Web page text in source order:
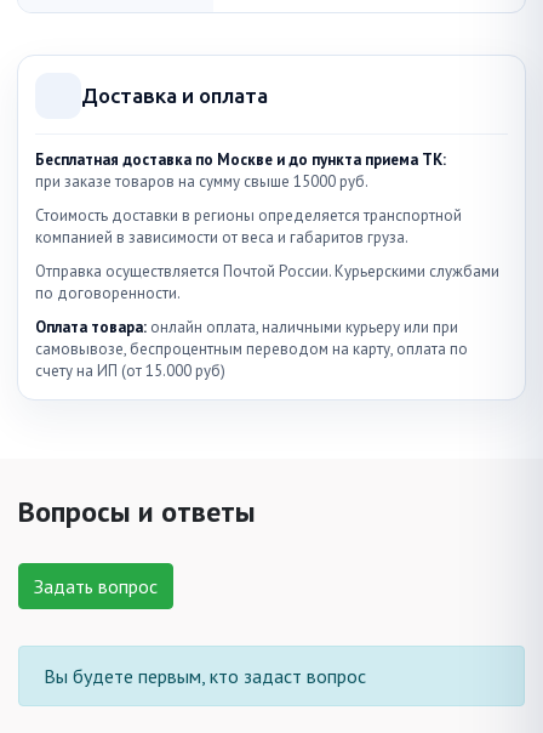
Доставка и оплата
Бесплатная доставка по Москве и до пункта приема ТК:
при заказе товаров на сумму свыше 15000 руб.
Стоимость доставки в регионы определяется транспортной
компанией в зависимости от веса и габаритов груза.
Отправка осуществляется Почтой России. Курьерскими службами
по договоренности.
Оплата товара: онлайн оплата, наличными курьеру или при
самовывозе, беспроцентным переводом на карту, оплата по
счету на ИП (от 15.000 руб)
Вопросы и ответы
Задать вопрос
Вы будете первым, кто задаст вопрос